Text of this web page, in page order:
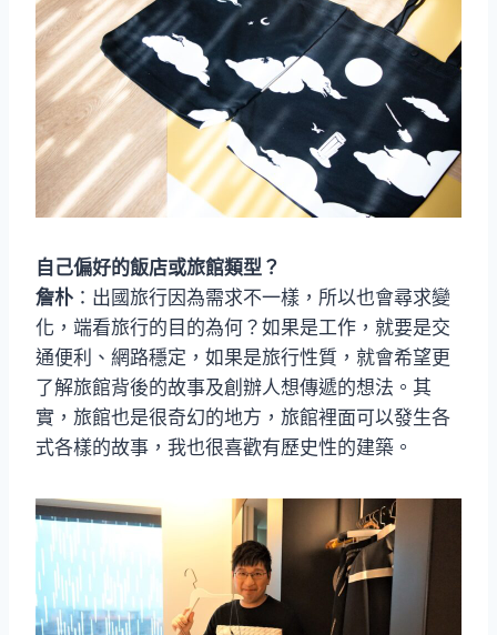
自己偏好的飯店或旅館類型？
詹朴 ：出國旅行因為需求不一樣，所以也會尋求變
化，端看旅行的目的為何？如果是工作，就要是交
通便利、網路穩定，如果是旅行性質，就會希望更
了解旅館背後的故事及創辦人想傳遞的想法。其
實，旅館也是很奇幻的地方，旅館裡面可以發生各
式各樣的故事，我也很喜歡有歷史性的建築。